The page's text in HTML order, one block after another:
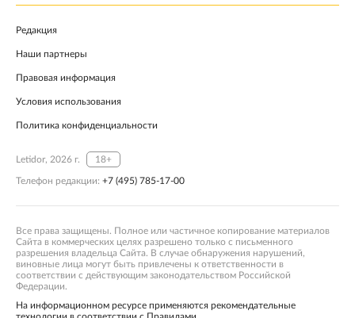
Редакция
Наши партнеры
Правовая информация
Условия использования
Политика конфиденциальности
Letidor, 2026 г. 18+
Телефон редакции: +7 (495) 785-17-00
Все права защищены. Полное или частичное копирование материалов
Сайта в коммерческих целях разрешено только с письменного
разрешения владельца Сайта. В случае обнаружения нарушений,
виновные лица могут быть привлечены к ответственности в
соответствии с действующим законодательством Российской
Федерации.
На информационном ресурсе применяются рекомендательные